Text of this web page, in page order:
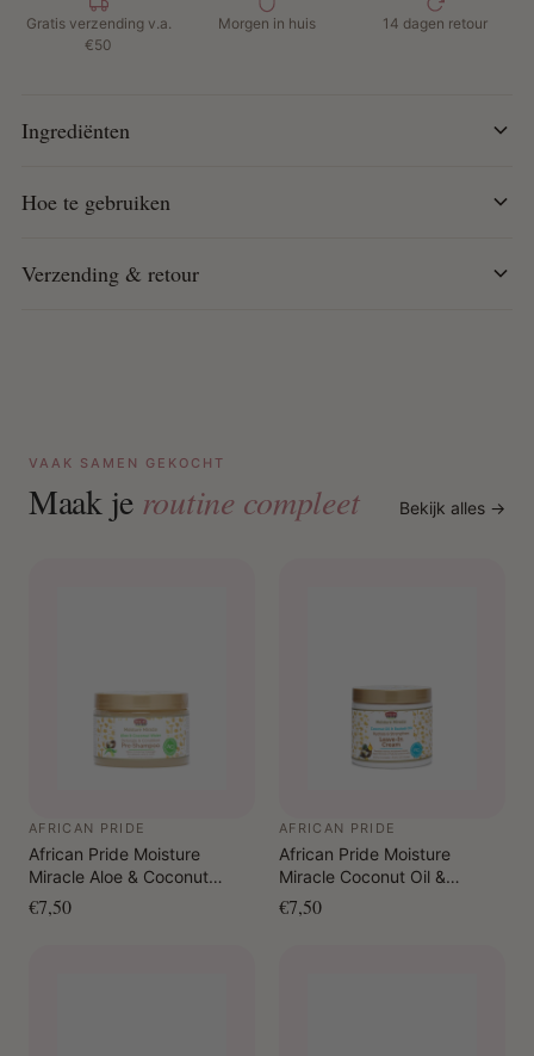
kleine hoeveelheid in het haar, van de wortels tot de
punten. Niet uitspoelen. Style zoals gewenst.
Gratis verzending v.a.
€50
Morgen in huis 14 dagen retour
Ingrediënten
Hoe te gebruiken
Verzending & retour
VAAK SAMEN GEKOCHT
Maak je routine compleet Bekijk alles →
AFRICAN PRIDE
African Pride Moisture
Miracle Aloe & Coconut
Water Detangle & Condition
Pre-Shampoo 340 gr.
€7,50
AFRICAN PRIDE
African Pride Moisture
Miracle Coconut Oil &
Baobab Oil Hydrate &
Strengthen Leave-In Cream
€7,50